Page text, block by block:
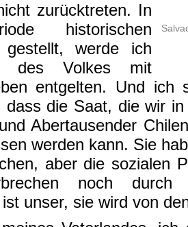
zurücktreten. In
historischen
gestellt, werde ich
des Volkes mit
entgelten. Und ich
dass die Saat, die wir
Abertausender
werden kann. Sie
aber die sozialen
noch durch
unser, sie wird von